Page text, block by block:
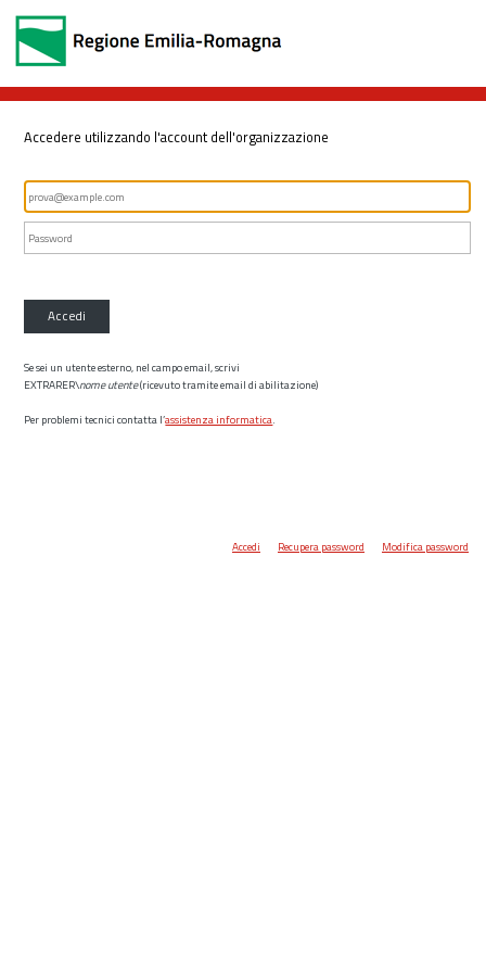
Accedere utilizzando l'account dell'organizzazione
Accedi
Se sei un utente esterno, nel campo email, scrivi
EXTRARER\nome utente(ricevuto tramite email di abilitazione)
Per problemi tecnici contatta l’assistenza informatica.
Accedi Recupera password Modifica password